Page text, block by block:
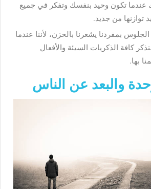
تكون وحيد بنفسك وتفكر في جميع
توازنها من جديد.
بمفردنا يشعرنا بالحزن، لأننا عندما
كافة الذكريات السيئة والأفعال
بها.
والبعد عن الناس